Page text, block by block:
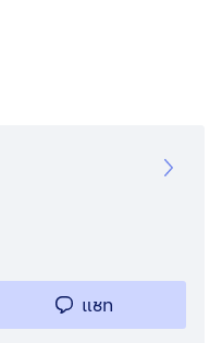
มาถึงซูเปอร์มาร์เก็ต
รียนจุฬาฯ หรือลงทุน
บาท/ตร.ม.)
นัดหมายล่วงหน้าได้เลย
แชท